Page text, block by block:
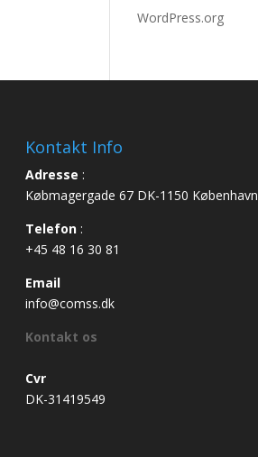
WordPress.org
Kontakt Info
Adresse :
Købmagergade 67 DK-1150 København
Telefon:
+45 48 16 30 81
Email
info@comss.dk
Kontakt os
Cvr
DK-31419549